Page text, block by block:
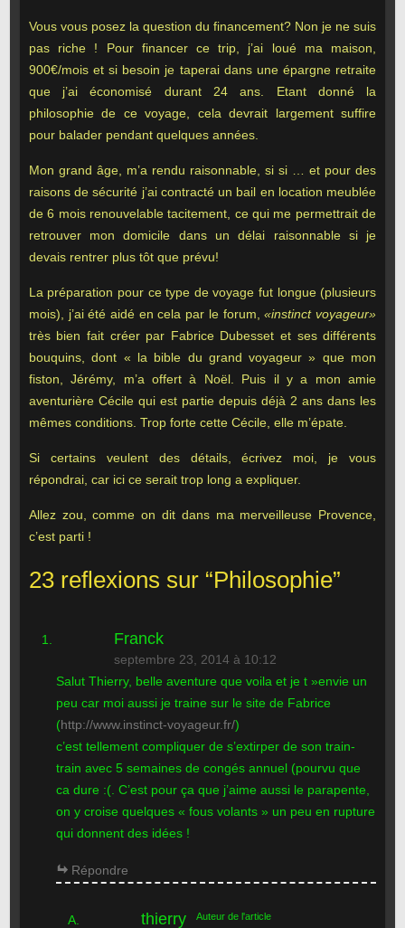
Vous vous posez la question du financement? Non je ne suis
pas riche ! Pour financer ce trip, j’ai loué ma maison,
900€/mois et si besoin je taperai dans une épargne retraite
que j’ai économisé durant 24 ans. Etant donné la
philosophie de ce voyage, cela devrait largement suffire
pour balader pendant quelques années.
Mon grand âge, m’a rendu raisonnable, si si … et pour des
raisons de sécurité j’ai contracté un bail en location meublée
de 6 mois renouvelable tacitement, ce qui me permettrait de
retrouver mon domicile dans un délai raisonnable si je
devais rentrer plus tôt que prévu!
La préparation pour ce type de voyage fut longue (plusieurs
mois), j’ai été aidé en cela par le forum,«instinct voyageur»
très bien fait créer par Fabrice Dubesset et ses différents
bouquins, dont « la bible du grand voyageur » que mon
fiston, Jérémy, m’a offert à Noël. Puis il y a mon amie
aventurière Cécile qui est partie depuis déjà 2 ans dans les
mêmes conditions. Trop forte cette Cécile, elle m’épate.
Si certains veulent des détails, écrivez moi, je vous
répondrai, car ici ce serait trop long a expliquer.
Allez zou, comme on dit dans ma merveilleuse Provence,
c’est parti !
23 reflexions sur “Philosophie”
Franck
septembre 23, 2014 à 10:12
Salut Thierry, belle aventure que voila et je t »envie un
peu car moi aussi je traine sur le site de Fabrice
(http://www.instinct-voyageur.fr/)
c’est tellement compliquer de s’extirper de son train-
train avec 5 semaines de congés annuel (pourvu que
ca dure :(. C’est pour ça que j’aime aussi le parapente,
on y croise quelques « fous volants » un peu en rupture
qui donnent des idées !
Répondre
thierry Auteur de l'article